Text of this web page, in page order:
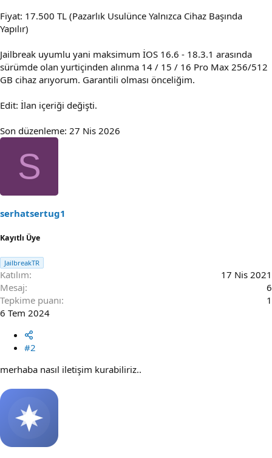
Fiyat: 17.500 TL (Pazarlık Usulünce Yalnızca Cihaz Başında
Yapılır)
Jailbreak uyumlu yani maksimum İOS 16.6 - 18.3.1 arasında
sürümde olan yurtiçinden alınma 14 / 15 / 16 Pro Max 256/512
GB cihaz arıyorum. Garantili olması önceliğim.
Edit: İlan içeriği değişti.
Son düzenleme: 27 Nis 2026
S
serhatsertug1
Kayıtlı Üye
JailbreakTR
Katılım
17 Nis 2021
Mesaj
6
Tepkime puanı
1
6 Tem 2024
#2
merhaba nasıl iletişim kurabiliriz..